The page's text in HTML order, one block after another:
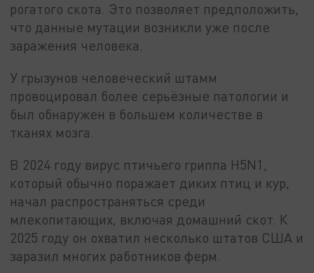
рогатого скота. Это позволяет предположить,
что данные мутации возникли уже после
заражения человека.
У грызунов человеческий штамм
провоцировал более серьёзные патологии и
был обнаружен в большем количестве в
тканях мозга.
В 2024 году вирус птичьего гриппа H5N1,
который обычно поражает диких птиц и кур,
начал распространяться среди
млекопитающих, включая домашний скот. К
2025 году он охватил несколько штатов США и
заразил многих работников ферм.